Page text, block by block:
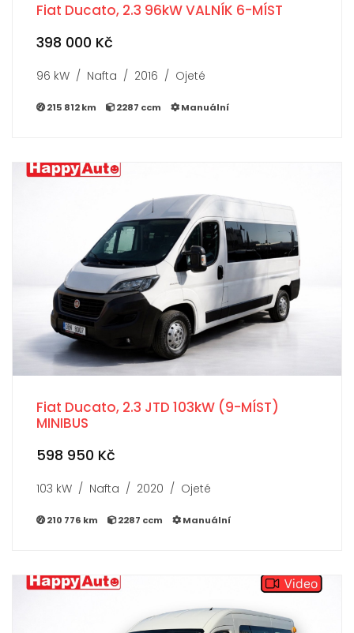
Fiat Ducato, 2.3 96kW VALNÍK 6-MÍST
398 000 Kč
96 kW / Nafta / 2016 / Ojeté
215 812 km 2287 ccm Manuální
Fiat Ducato, 2.3 JTD 103kW (9-MÍST)
MINIBUS
598 950 Kč
103 kW / Nafta / 2020 / Ojeté
210 776 km 2287 ccm Manuální